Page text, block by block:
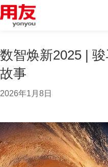
数智焕新2025 |
故事
2026年1月8日